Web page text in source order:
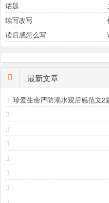
话题
续写改写
读后感怎么写
最新文章
珍爱生命严防溺水观后感范文2